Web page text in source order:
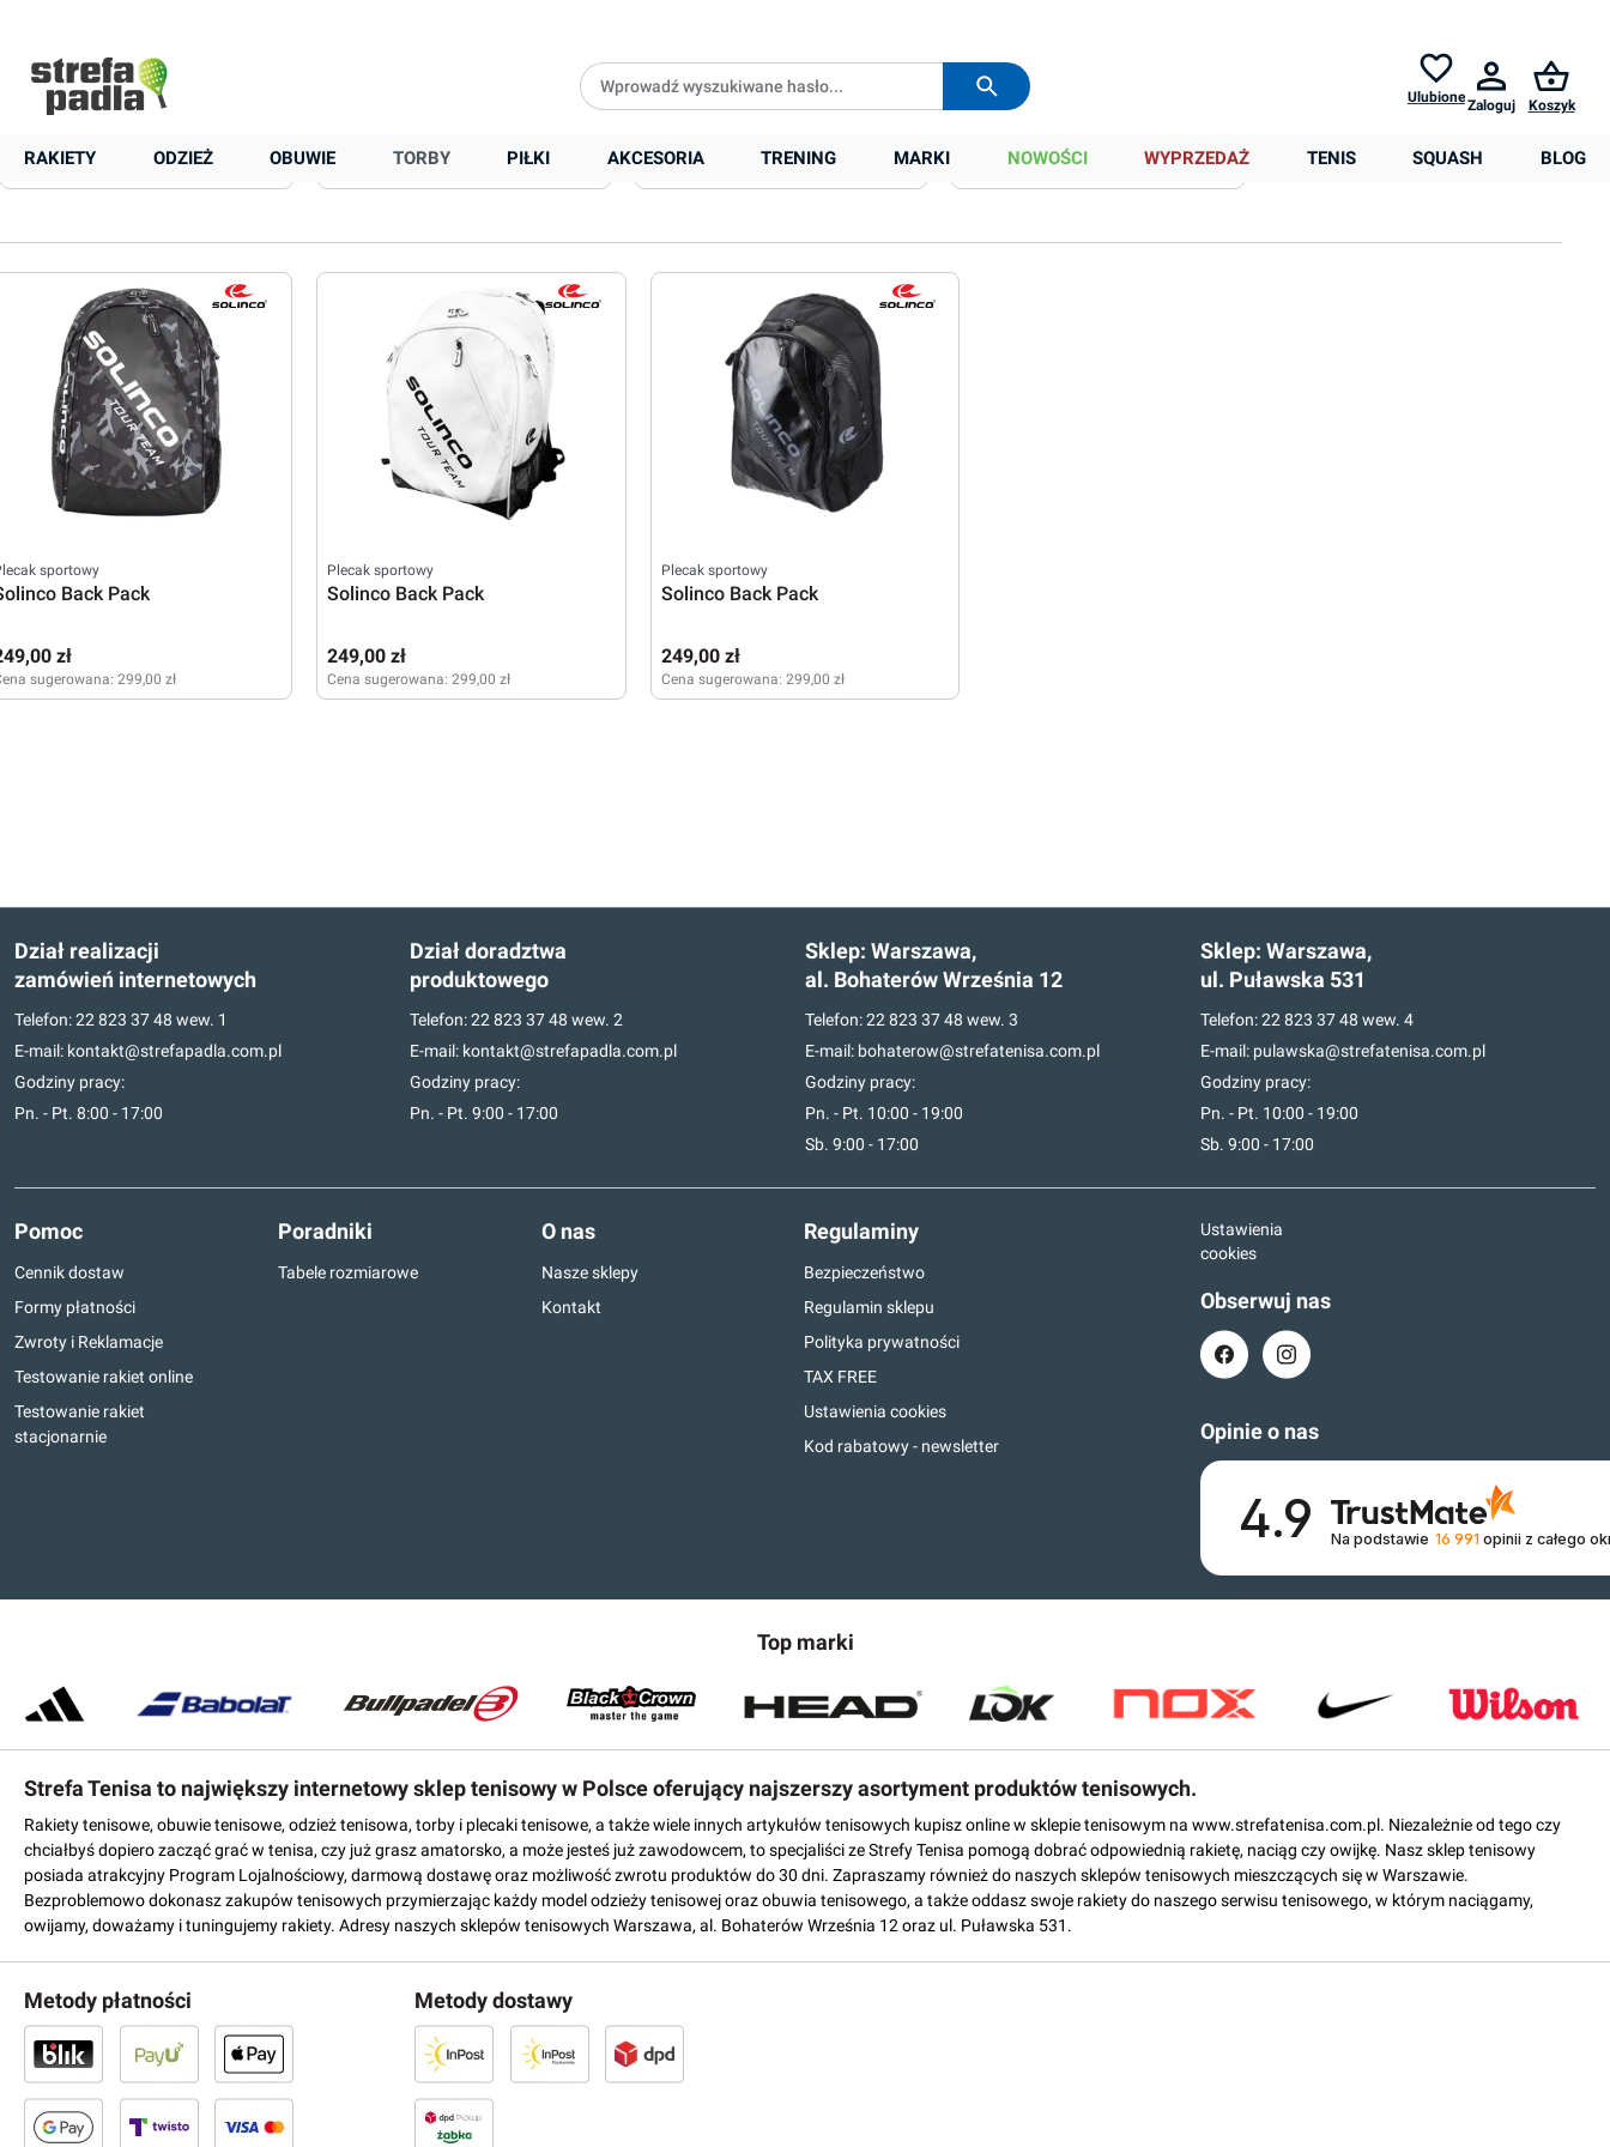
UlubioneZaloguj Koszyk
RAKIETY ODZIEŻ OBUWIE TORBY PIŁKI AKCESORIA TRENING MARKI NOWOŚCI WYPRZEDAŻ TENIS SQUASH BLOG
Solinco
Więcej filtrów Sortowanie
Kolor
sportowy
Back Pack
zł
sugerowana: 299,00 zł
Plecak sportowy
Solinco Back Pack
249,00 zł
Cena sugerowana: 299,00 zł
Plecak sportowy
Solinco Back Pack
249,00 zł
Cena sugerowana: 299,00 zł
Dział realizacji
zamówień internetowych
Telefon:22 823 37 48 wew. 1
E-mail: kontakt@strefapadla.com.pl
Godziny pracy:
Pn. - Pt. 8:00 - 17:00
Dział doradztwa
produktowego
Telefon:22 823 37 48 wew. 2
E-mail: kontakt@strefapadla.com.pl
Godziny pracy:
Pn. - Pt. 9:00 - 17:00
Sklep: Warszawa,
al. Bohaterów Września 12
Telefon:22 823 37 48 wew. 3
E-mail: bohaterow@strefatenisa.com.pl
Godziny pracy:
Pn. - Pt. 10:00 - 19:00
Sb. 9:00 - 17:00
Sklep: Warszawa,
ul. Puławska 531
Telefon:22 823 37 48 wew. 4
E-mail: pulawska@strefatenisa.com.pl
Godziny pracy:
Pn. - Pt. 10:00 - 19:00
Sb. 9:00 - 17:00
Pomoc
Cennik dostaw
Formy płatności
Zwroty i Reklamacje
Testowanie rakiet online
Testowanie rakiet
stacjonarnie
Poradniki
Tabele rozmiarowe
O nas
Nasze sklepy
Kontakt
Regulaminy
Bezpieczeństwo
Regulamin sklepu
Polityka prywatności
TAX FREE
Ustawienia cookies
Kod rabatowy - newsletter
Ustawienia
cookies
Obserwuj nas
Opinie o nas
4.9 Na podstawie 16 991 opinii z całego
Top marki
Strefa Tenisa to największy internetowy sklep tenisowy w Polsce oferujący najszerszy asortyment produktów tenisowych.
Rakiety tenisowe, obuwie tenisowe, odzież tenisowa, torby i plecaki tenisowe, a także wiele innych artykułów tenisowych kupisz online w sklepie tenisowym na www.strefatenisa.com.pl. Niezależnie od tego czy
chciałbyś dopiero zacząć grać w tenisa, czy już grasz amatorsko, a może jesteś już zawodowcem, to specjaliści ze Strefy Tenisa pomogą dobrać odpowiednią rakietę, naciąg czy owijkę. Nasz sklep tenisowy
posiada atrakcyjny Program Lojalnościowy, darmową dostawę oraz możliwość zwrotu produktów do 30 dni. Zapraszamy również do naszych sklepów tenisowych mieszczących się w Warszawie.
Bezproblemowo dokonasz zakupów tenisowych przymierzając każdy model odzieży tenisowej oraz obuwia tenisowego, a także oddasz swoje rakiety do naszego serwisu tenisowego, w którym naciągamy,
owijamy, doważamy i tuningujemy rakiety. Adresy naszych sklepów tenisowych Warszawa, al. Bohaterów Września 12 oraz ul. Puławska 531.
Metody płatności Metody dostawy